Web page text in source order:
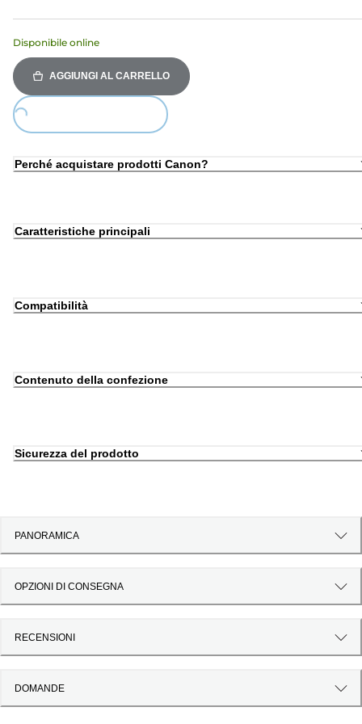
Disponibile online
AGGIUNGI AL CARRELLO
Loading...
Perché acquistare prodotti Canon?
Caratteristiche principali
Compatibilità
Contenuto della confezione
Sicurezza del prodotto
PANORAMICA
OPZIONI DI CONSEGNA
RECENSIONI
DOMANDE